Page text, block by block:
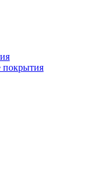
покрытия